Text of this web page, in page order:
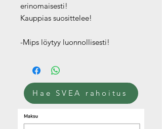
erinomaisesti!
Kauppias suosittelee!
-Mips löytyy luonnollisesti!
Hae SVEA rahoitus